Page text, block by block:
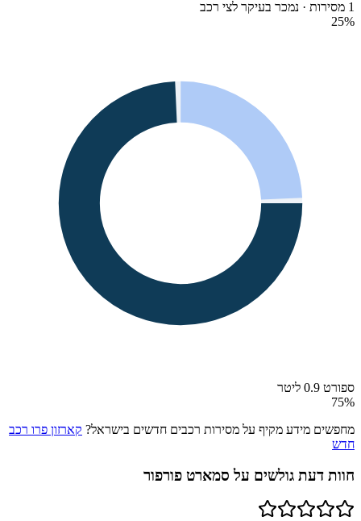
1 מסירות · נמכר בעיקר לצי רכב
25%
ספורט 0.9 ליטר
75%
מחפשים מידע מקיף על מסירות רכבים חדשים בישראל? קארזון פרו רכב
חדש
חוות דעת גולשים על סמארט פורפור